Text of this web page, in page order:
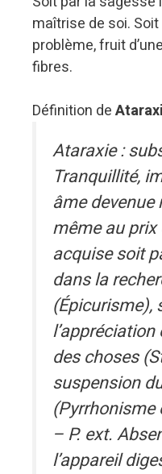
maîtrise de soi.
problème, fruit
fibres.
Définition de
Ataraxie :
Tranquillité,
âme devenue
même au
acquise soit
dans la
(Épicurisme),
des choses
suspension
– P. ext.
l’appareil